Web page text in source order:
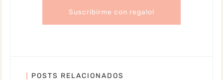
POSTS RELACIONADOS